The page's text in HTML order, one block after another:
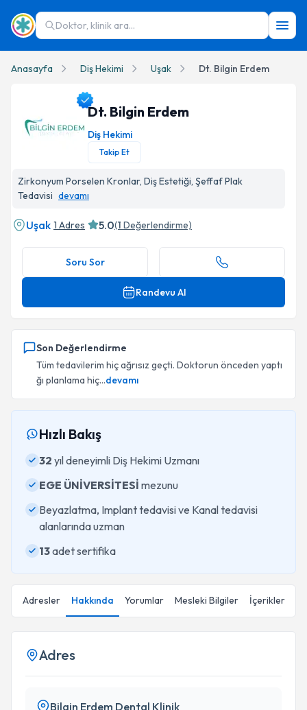
Doktor, klinik ara...
Anasayfa Diş Hekimi Uşak Dt. Bilgin Erdem
Dt. Bilgin Erdem
Diş Hekimi
Takip Et
Zirkonyum Porselen Kronlar, Diş Estetiği, Şeffaf Plak
Tedavisi devamı
Uşak 1 Adres 5.0(1 Değerlendirme)
Soru Sor
Randevu Al
Son Değerlendirme
Tüm tedavilerim hiç ağrısız geçti. Doktorun önceden yaptı
ğı planlama hiç...devamı
Hızlı Bakış
32 yıl deneyimli Diş Hekimi Uzmanı
EGE ÜNİVERSİTESİ mezunu
Beyazlatma, Implant tedavisi ve Kanal tedavisi
alanlarında uzman
13adet sertifika
Adresler Hakkında Yorumlar Mesleki Bilgiler İçerikler
Adres
Bilgin Erdem Dental Klinik